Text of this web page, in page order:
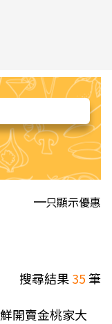
只顯示優惠
搜尋結果35筆
開賣金桃家大